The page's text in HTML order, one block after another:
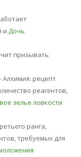
и Дочь
призывать
рецепт
реагентов,
зелье ловкости
ранга,
требуемых для